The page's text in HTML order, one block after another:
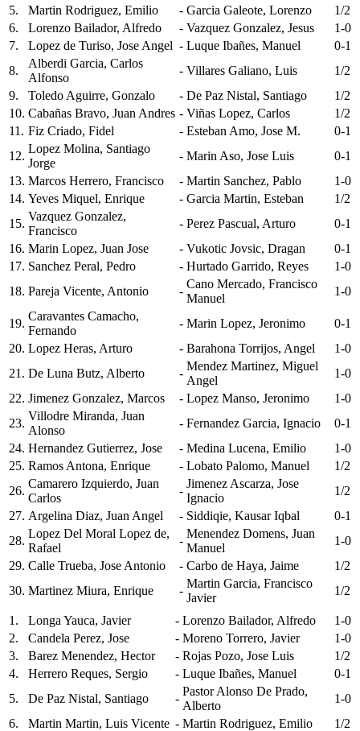
5.
Martin Rodriguez, Emilio - Garcia Galeote, Lorenzo
1/2
6.
Lorenzo Bailador, Alfredo - Vazquez Gonzalez, Jesus
1-0
7.
Lopez de Turiso, Jose Angel - Luque Ibañes, Manuel
0-1
8.
Alberdi Garcia, Carlos
Alfonso
- Villares Galiano, Luis
1/2
9.
Toledo Aguirre, Gonzalo - De Paz Nistal, Santiago
1/2
10. Cabañas Bravo, Juan Andres - Viñas Lopez, Carlos
1/2
11. Fiz Criado, Fidel - Esteban Amo, Jose M.
0-1
12.
Lopez Molina, Santiago
Jorge
- Marin Aso, Jose Luis
0-1
13. Marcos Herrero, Francisco - Martin Sanchez, Pablo
1-0
14. Yeves Miquel, Enrique - Garcia Martin, Esteban
1/2
15.
Vazquez Gonzalez,
Francisco
- Perez Pascual, Arturo
0-1
16. Marin Lopez, Juan Jose - Vukotic Jovsic, Dragan
0-1
17. Sanchez Peral, Pedro - Hurtado Garrido, Reyes
1-0
18. Pareja Vicente, Antonio -
Cano Mercado, Francisco
Manuel
1-0
19.
Caravantes Camacho,
Fernando
- Marin Lopez, Jeronimo
0-1
20. Lopez Heras, Arturo - Barahona Torrijos, Angel
1-0
21. De Luna Butz, Alberto -
Mendez Martinez, Miguel
Angel
1-0
22. Jimenez Gonzalez, Marcos - Lopez Manso, Jeronimo
1-0
23.
Villodre Miranda, Juan
Alonso
- Fernandez Garcia, Ignacio
0-1
24. Hernandez Gutierrez, Jose - Medina Lucena, Emilio
1-0
25. Ramos Antona, Enrique - Lobato Palomo, Manuel
1/2
26.
Camarero Izquierdo, Juan
Carlos
-
Jimenez Ascarza, Jose
Ignacio
1/2
27. Argelina Diaz, Juan Angel - Siddiqie, Kausar Iqbal
0-1
28.
Lopez Del Moral Lopez de,
Rafael
-
Menendez Domens, Juan
Manuel
1-0
29. Calle Trueba, Jose Antonio - Carbo de Haya, Jaime
1/2
30. Martinez Miura, Enrique -
Martin Garcia, Francisco
Javier
1/2
1. Longa Yauca, Javier - Lorenzo Bailador, Alfredo
1-0
2.
Candela Perez, Jose - Moreno Torrero, Javier
1-0
3.
Barez Menendez, Hector - Rojas Pozo, Jose Luis
1/2
4.
Herrero Reques, Sergio - Luque Ibañes, Manuel
0-1
5.
De Paz Nistal, Santiago -
Pastor Alonso De Prado,
Alberto
1-0
6.
Martin Martin, Luis Vicente - Martin Rodriguez, Emilio
1/2